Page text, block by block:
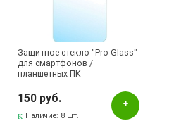
9, (ЦЕНТР)
9А, (БРИЗ)
Защитное стекло "Pro Glass"
для смартфонов /
планшетных ПК
ударопрочное / прозрачное
0.2mm.
150 руб.
Наличие: 8 шт.